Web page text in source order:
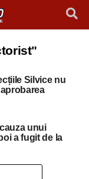
Silvice nu
unui
a fugit de la